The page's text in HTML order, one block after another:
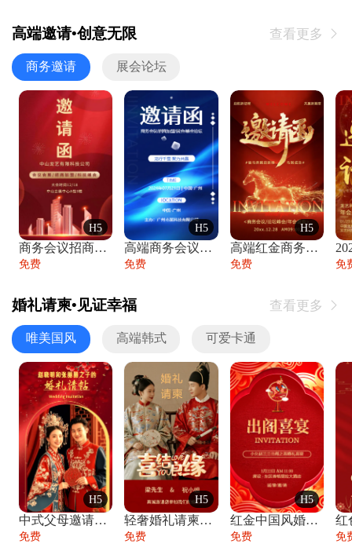
高端邀请•创意无限 查看更多 
商务邀请 展会论坛
H5
商务会议招商展会科技峰会邀请函年会邀请
免费
H5
高端商务会议招商加盟展会峰会论坛邀请函
免费
H5
高端红金商务会议年会年终盛典答谢邀请函
免费 免
婚礼请柬•见证幸福 查看更多 
唯美国风 高端韩式 可爱卡通
H5
中式父母邀请函婚礼结婚请柬请贴父母邀请方
免费
H5
轻奢婚礼请柬婚礼邀请函结婚照请帖
免费
H5
红金中国风婚礼请柬出阁喜宴嫁女请帖出阁宴
免费 免